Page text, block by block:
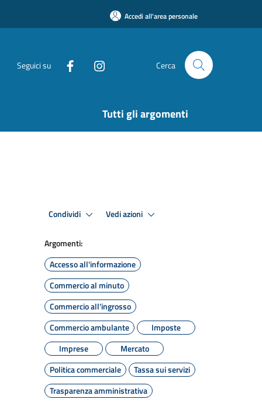
Accedi all'area personale
Seguici su Cerca
Tutti gli argomenti
Condividi Vedi azioni
Argomenti:
Accesso all'informazione
Commercio al minuto
Commercio all'ingrosso
Commercio ambulante
Imposte
Imprese
Mercato
Politica commerciale
Tassa sui servizi
Trasparenza amministrativa